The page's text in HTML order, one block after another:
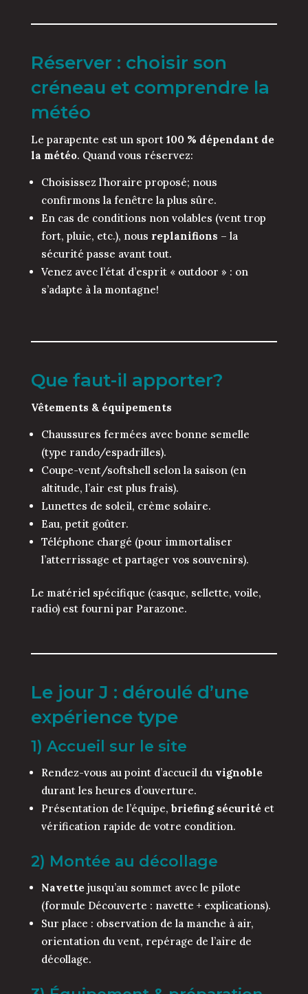
Réserver : choisir son
créneau et comprendre la
météo
Le parapente est un sport 100 % dépendant de
la météo. Quand vous réservez:
Choisissez l’horaire proposé; nous
confirmons la fenêtre la plus sûre.
En cas de conditions non volables (vent trop
fort, pluie, etc.), nous replanifions – la
sécurité passe avant tout.
Venez avec l’état d’esprit « outdoor » : on
s’adapte à la montagne!
Que faut-il apporter?
Vêtements & équipements
Chaussures fermées avec bonne semelle
(type rando/espadrilles).
Coupe-vent/softshell selon la saison (en
altitude, l’air est plus frais).
Lunettes de soleil, crème solaire.
Eau, petit goûter.
Téléphone chargé (pour immortaliser
l’atterrissage et partager vos souvenirs).
Le matériel spécifique (casque, sellette, voile,
radio) est fourni par Parazone.
Le jour J : déroulé d’une
expérience type
1) Accueil sur le site
Rendez-vous au point d’accueil du vignoble
durant les heures d’ouverture.
Présentation de l’équipe, briefing sécuritéet
vérification rapide de votre condition.
2) Montée au décollage
Navettejusqu’au sommet avec le pilote
(formule Découverte : navette + explications).
Sur place : observation de la manche à air,
orientation du vent, repérage de l’aire de
décollage.